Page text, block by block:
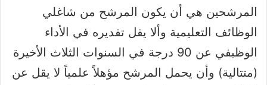
المرشحين هي أن يكون المرشح من شاغلي
الوظائف التعليمية وألا يقل تقديره في الأداء
الوظيفي عن 90 درجة في السنوات الثلاث الأخيرة
(متتالية) وأن يحمل المرشح مؤهلاً علمياً لا يقل عن